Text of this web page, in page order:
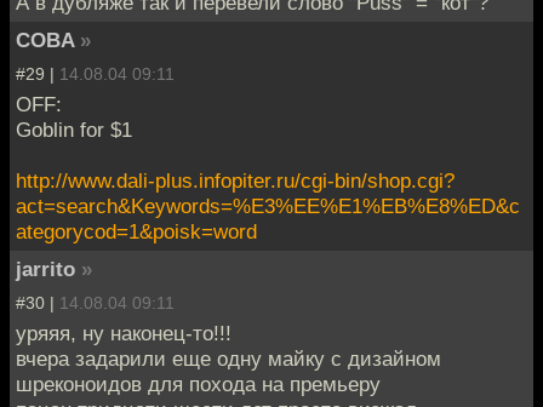
COBA »
#29 | 14.08.04 09:11
OFF:
Goblin for $1
http://www.dali-plus.infopiter.ru/cgi-bin/shop.cgi?
act=search&Keywords=%E3%EE%E1%EB%E8%ED&c
ategorycod=1&poisk=word
jarrito »
#30 | 14.08.04 09:11
уряяя, ну наконец-то!!!
вчера задарили еще одну майку с дизайном
шреконоидов для похода на премьеру